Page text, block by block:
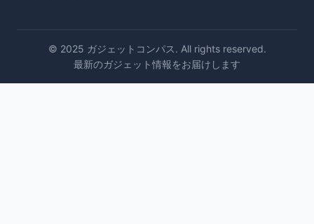
© 2025 ガジェットコンパス. All rights reserved.
最新のガジェット情報をお届けします